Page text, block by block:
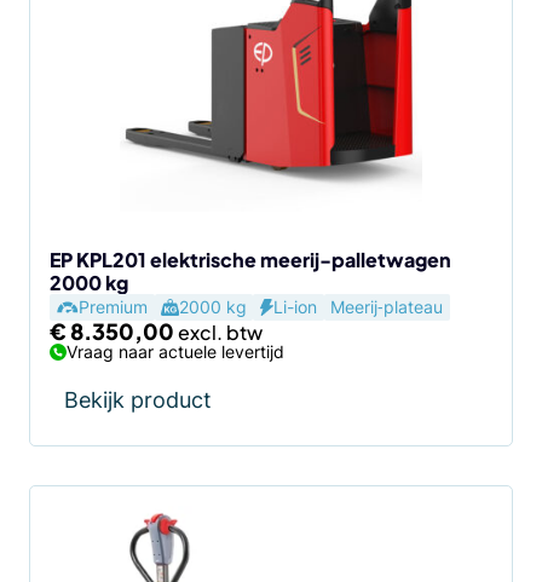
EP KPL201 elektrische meerij-palletwagen
2000 kg
Premium 2000 kg Li-ion Meerij‑plateau
€8.350,00
Vraag naar actuele levertijd
Bekijk product